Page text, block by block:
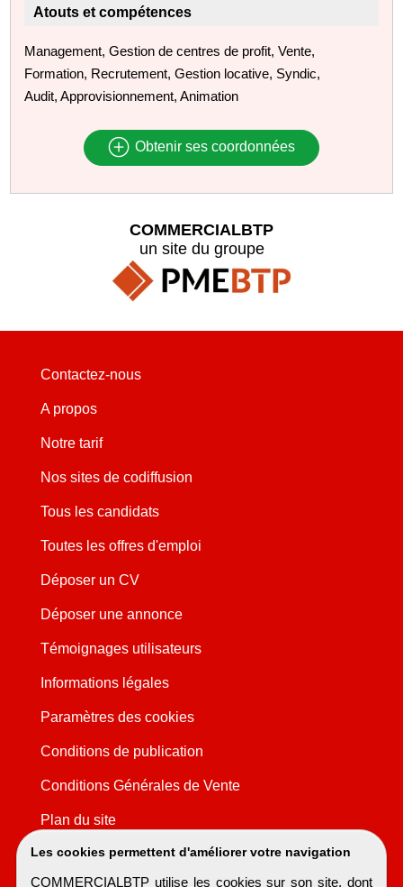
Atouts et compétences
Management, Gestion de centres de profit, Vente,
Formation, Recrutement, Gestion locative, Syndic,
Audit, Approvisionnement, Animation
Obtenir ses coordonnées
Les cookies permettent d'améliorer votre navigation
COMMERCIALBTP utilise les cookies sur son site, dont
COMMERCIALBTP
un site du groupe
Contactez-nous
A propos
Notre tarif
Nos sites de codiffusion
Tous les candidats
Toutes les offres d'emploi
Déposer un CV
Déposer une annonce
Témoignages utilisateurs
Informations légales
Paramètres des cookies
Conditions de publication
Conditions Générales de Vente
Plan du site